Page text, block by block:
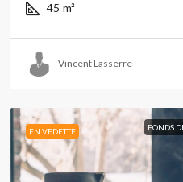
45 m²
Vincent Lasserre
EN VEDETTE FONDS